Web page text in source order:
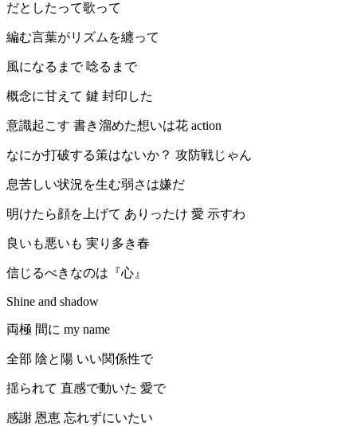
だとしたって歌って
編む言葉がリズムを纏って
風になるまで 唸るまで
概念に甘えて 鍵 封印した
意識起こす 書き溜めた想いは花 action
なにか打破する策はないか？ 攻防戦じゃん
息苦しい状況を生む弱さは嫌だ
明けたら顔を上げて ありったけ 愛 示すわ
良いも悪いも 実り多き春
信じるべきなのは『心』
Shine and shadow
両極 間に my name
全部 陰と陽 いい関係性で
揺られて 直感で動いた 愛で
感謝 恩恵 忘れずにいたい